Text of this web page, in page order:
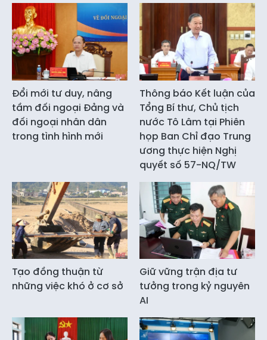
Đổi mới tư duy, nâng
tầm đối ngoại Đảng và
đối ngoại nhân dân
trong tình hình mới
Thông báo Kết luận của
Tổng Bí thư, Chủ tịch
nước Tô Lâm tại Phiên
họp Ban Chỉ đạo Trung
ương thực hiện Nghị
quyết số 57-NQ/TW
Tạo đồng thuận từ
những việc khó ở cơ sở
Giữ vững trận địa tư
tưởng trong kỷ nguyên
AI